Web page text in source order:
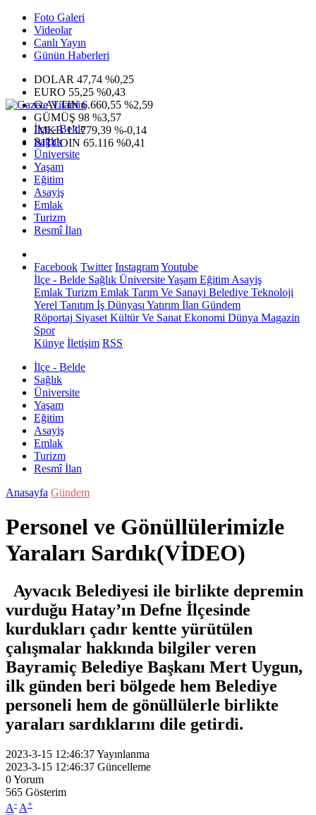
Foto Galeri
Videolar
Canlı Yayın
Günün Haberleri
DOLAR 47,74 %0,25
EURO 55,25 %0,43
G.ALTIN6.660,55 %2,59
GÜMÜŞ 98 %3,57
IMKB13.779,39 %-0,14
BITCOIN 65.116 %0,41
İlçe - Belde
Sağlık
Üniversite
Yaşam
Eğitim
Asayiş
Emlak
Turizm
Resmî İlan
Facebook Twitter InstagramYoutube
İlçe - Belde Sağlık ÜniversiteYaşam Eğitim Asayiş
Emlak Turizm Emlak Tarım Ve Sanayi Belediye Teknoloji
Yerel Tanıtım İş Dünyası Yatırım İlan Gündem
Röportaj Siyaset Kültür Ve Sanat Ekonomi Dünya Magazin
Spor
Künye İletişim RSS
İlçe - Belde
Sağlık
Üniversite
Yaşam
Eğitim
Asayiş
Emlak
Turizm
Resmî İlan
Anasayfa Gündem
Personel ve Gönüllülerimizle
Yaraları Sardık(VİDEO)
Ayvacık Belediyesi ile birlikte depremin
vurduğu Hatay’ın Defne İlçesinde
kurdukları çadır kentte yürütülen
çalışmalar hakkında bilgiler veren
Bayramiç Belediye Başkanı Mert Uygun,
ilk günden beri bölgede hem Belediye
personeli hem de gönüllülerle birlikte
yaraları sardıklarını dile getirdi.
2023-3-15 12:46:37Yayınlanma
2023-3-15 12:46:37 Güncelleme
0Yorum
565 Gösterim
A- A+